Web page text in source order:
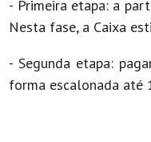
- Primeira etapa: a
Nesta fase, a Caixa
- Segunda etapa:
forma escalonada até